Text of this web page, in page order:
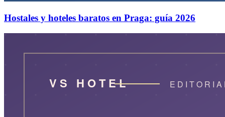
Hostales y hoteles baratos en Praga: guía 2026